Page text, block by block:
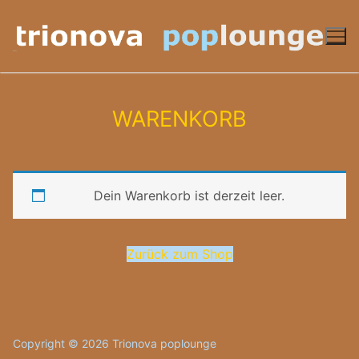
Inhalt
springen
WARENKORB
Dein Warenkorb ist derzeit leer.
Zurück zum Shop
Copyright © 2026 Trionova poplounge